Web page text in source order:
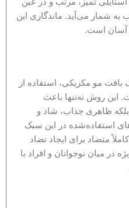
به شمار می‌آید. ماندگاری این
آسان است.
بافت مو مکزیکی، استفاده از
این روش نه‌تنها باعث
ظاهری جذاب، شاد و
استفاده‌شده در این سبک
متضاد برای ایجاد تضاد
در میان نوجوانان و افراد با